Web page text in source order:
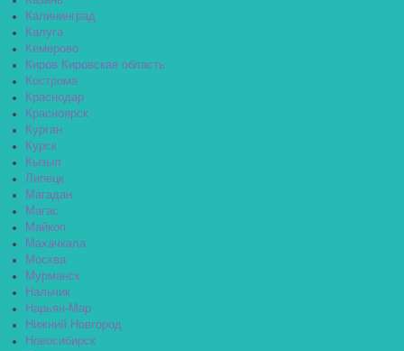
Калининград
Калуга
Кемерово
Киров Кировская область
Кострома
Краснодар
Красноярск
Курган
Курск
Кызыл
Липецк
Магадан
Магас
Майкоп
Махачкала
Москва
Мурманск
Нальчик
Нарьян-Мар
Нижний Новгород
Новосибирск